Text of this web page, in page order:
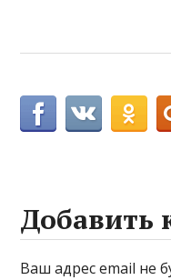
Добавить
Ваш адрес email не